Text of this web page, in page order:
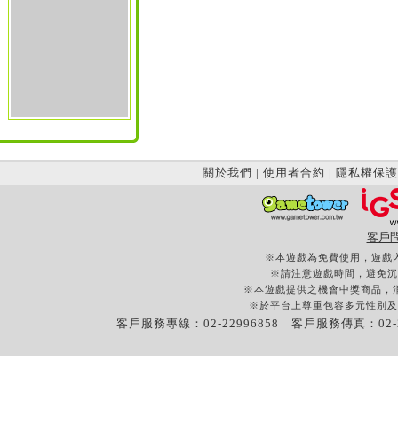
關於我們 | 使用者合約 | 隱私權保護
客戶
※本遊戲為免費使用，遊戲
※請注意遊戲時間，避免
※本遊戲提供之機會中獎商品，
※於平台上尊重包容多元性別
客戶服務專線：02-22996858 客戶服務傳真：